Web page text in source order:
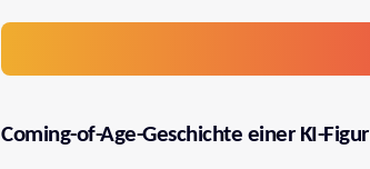
Coming-of-Age-Geschichte einer KI-Figur